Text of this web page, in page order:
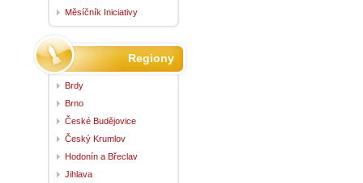
Měsíčník Iniciativy
Regiony
Brdy
Brno
České Budějovice
Český Krumlov
Hodonín a Břeclav
Jihlava